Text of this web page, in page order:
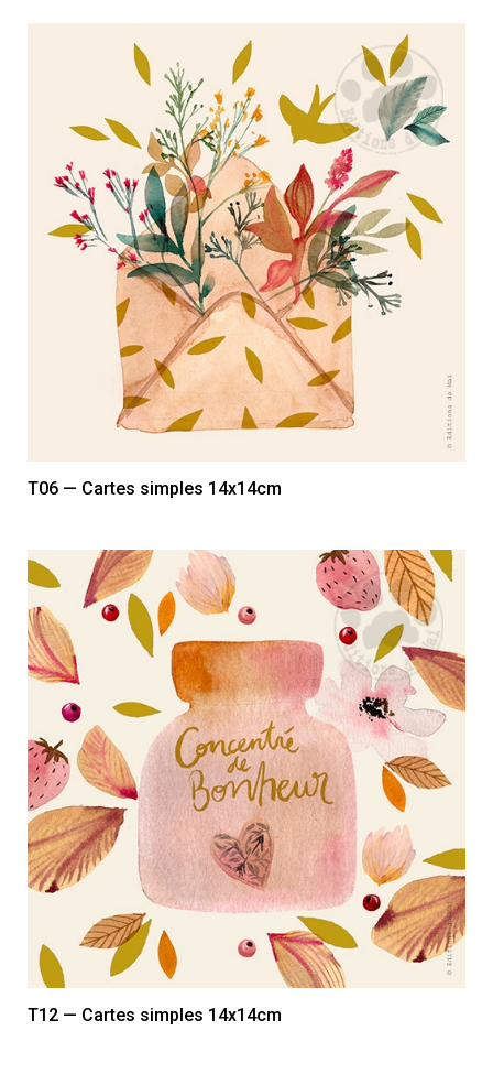
T06 — Cartes simples 14x14cm
T12 — Cartes simples 14x14cm